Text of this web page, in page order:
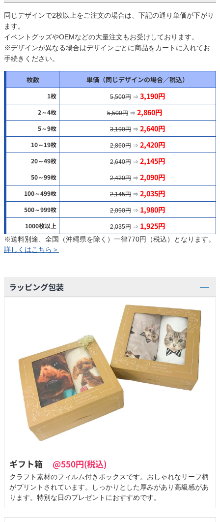
同じデザインで2枚以上をご注文の場合は、下記の通り単価が下がり
ます。
イベントグッズやOEMなどの大量注文もお受けしております。
※デザインが異なる場合はデザインごとに商品をカートに入れてお
手続きください。
枚数 単価（同じデザインの場合／税込）
1枚 5,500円 ⇒ 3,190円
2～4枚 5,500円 ⇒ 2,860円
5～9枚 3,190円 ⇒ 2,640円
10～19枚 2,860円 ⇒ 2,420円
20～49枚 2,640円 ⇒ 2,145円
50～99枚 2,420円 ⇒ 2,090円
100～499枚 2,145円 ⇒ 2,035円
500～999枚 2,090円 ⇒ 1,980円
1000枚以上 2,035円 ⇒ 1,925円
※送料別途、全国（沖縄県を除く）一律770円（税込）となります。
詳しくはこちら＞
ラッピング包装
ギフト箱 @550円(税込)
クラフト素材のフィルム付きボックスです。おしゃれなリーフ柄
がプリントされています。しっかりとした厚みがあり高級感があ
ります。特別な日のプレゼントにおすすめです。